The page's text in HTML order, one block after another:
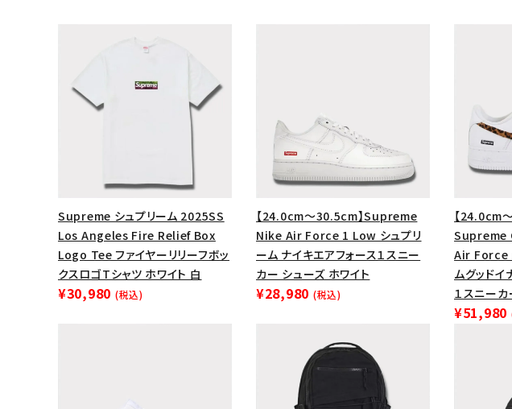
在庫
Supreme シュプリーム 2025SS
Los Angeles Fire Relief Box
Logo Tee ファイヤーリリーフボッ
クスロゴTシャツ ホワイト 白
¥30,980 (税込)
【24.0cm～30.5cm】Supreme
Nike Air Force 1 Low シュプリ
ーム ナイキエアフォース１スニー
カー シューズ ホワイト
¥28,980 (税込)
【24.0cm
Supreme
Air Force
ムグッドイ
１スニーカ
¥51,980